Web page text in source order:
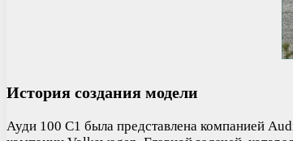
История создания модели
Ауди 100 С1 была представлена компанией